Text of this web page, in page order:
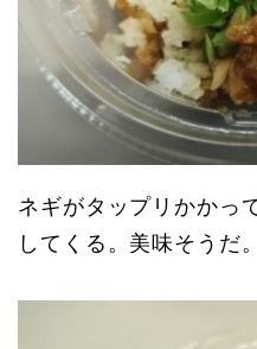
ネギがタップリかかっ
してくる。美味そうだ